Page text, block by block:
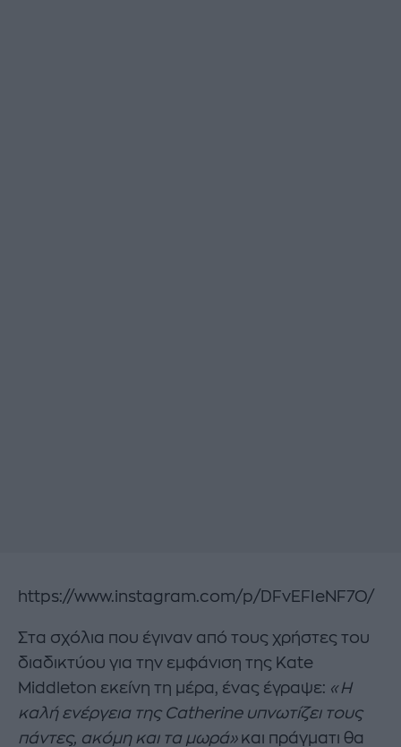
https://www.instagram.com/p/DFvEFIeNF7O/
Στα σχόλια που έγιναν από τους χρήστες του
διαδικτύου για την εμφάνιση της Kate
Middleton εκείνη τη μέρα, ένας έγραψε: «Η
καλή ενέργεια της Catherine υπνωτίζει τους
πάντες, ακόμη και τα μωρά»και πράγματι θα